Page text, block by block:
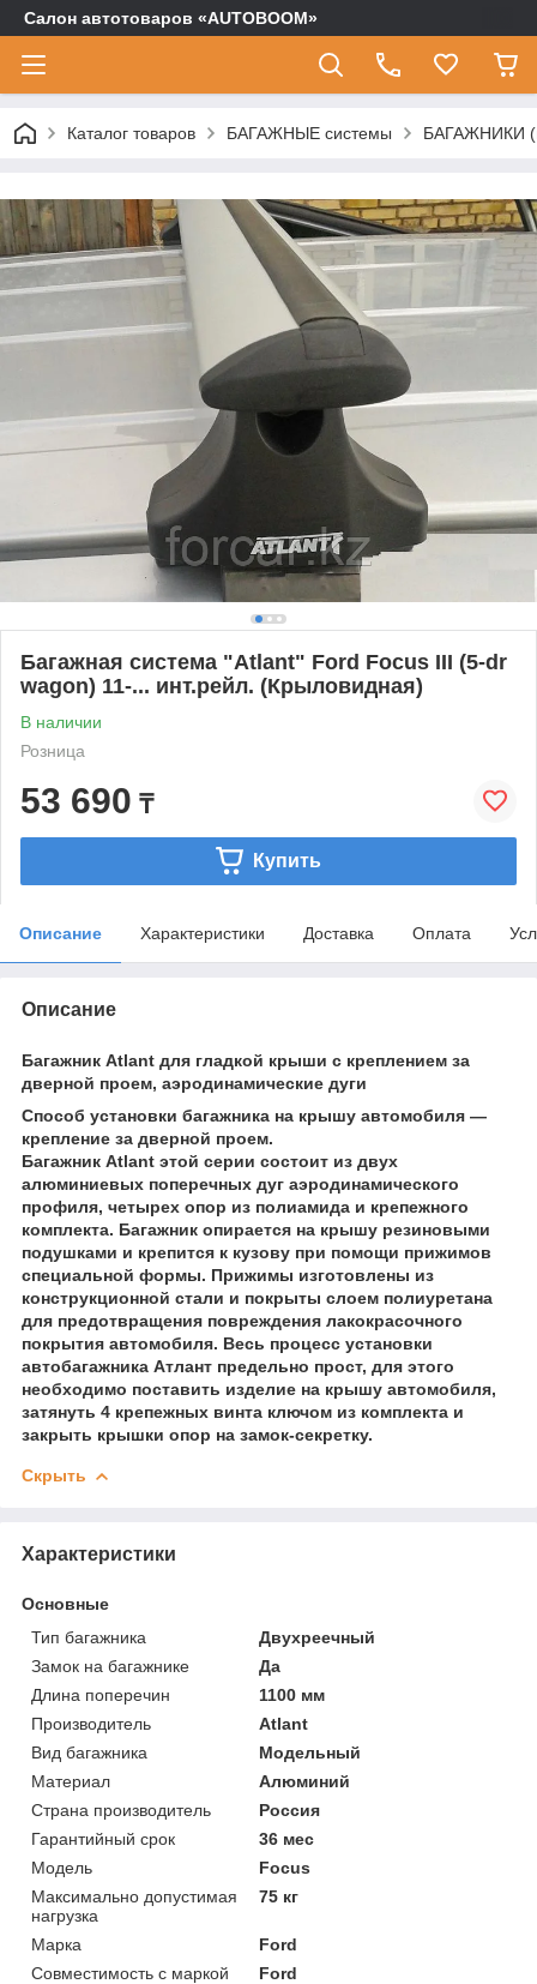
Салон автотоваров «AUTOBOOM»
Каталог товаров БАГАЖНЫЕ системы БАГАЖНИКИ
Багажная система "Atlant" Ford Focus III (5-dr
wagon) 11-... инт.рейл. (Крыловидная)
В наличии
Розница
53 690 ₸
Купить
Описание Характеристики Доставка Оплата
Описание
Багажник Atlant для гладкой крыши с креплением за
дверной проем, аэродинамические дуги
Способ установки багажника на крышу автомобиля —
крепление за дверной проем.
Багажник Atlant этой серии состоит из двух
алюминиевых поперечных дуг аэродинамического
профиля, четырех опор из полиамида и крепежного
комплекта. Багажник опирается на крышу резиновыми
подушками и крепится к кузову при помощи прижимов
специальной формы. Прижимы изготовлены из
конструкционной стали и покрыты слоем полиуретана
для предотвращения повреждения лакокрасочного
покрытия автомобиля. Весь процесс установки
автобагажника Атлант предельно прост, для этого
необходимо поставить изделие на крышу автомобиля,
затянуть 4 крепежных винта ключом из комплекта и
закрыть крышки опор на замок-секретку.
Скрыть
Характеристики
Основные
Тип багажника
Двухреечный
Замок на багажнике
Да
Длина поперечин
1100 мм
Производитель
Atlant
Вид багажника
Модельный
Материал
Алюминий
Страна производитель
Россия
Гарантийный срок
36 мес
Модель
Focus
Максимально допустимая
нагрузка
75 кг
Марка
Ford
Совместимость с маркой
Ford